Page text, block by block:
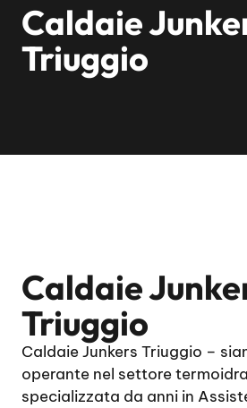
Caldaie
Triuggio
Caldaie
Triuggio
Caldaie Junkers Triuggio –
operante nel settore
specializzata da anni in